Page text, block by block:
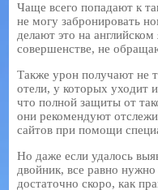
Чаще всего попадают к
не могу забронировать
делают это на
совершенстве, не
Также урон получают не
отели, у которых уходит
что полной защиты от
они рекомендуют
сайтов при помощи
Но даже если удалось
двойник, все равно
достаточно скоро, как